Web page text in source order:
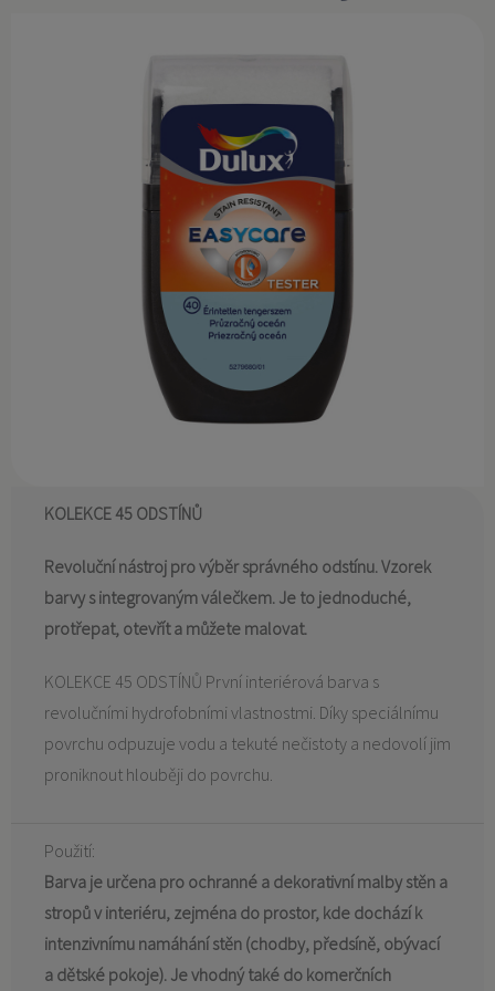
KOLEKCE 45 ODSTÍNŮ
Revoluční nástroj pro výběr správného odstínu. Vzorek
barvy s integrovaným válečkem. Je to jednoduché,
protřepat, otevřít a můžete malovat.
KOLEKCE 45 ODSTÍNŮ První interiérová barva s
revolučními hydrofobními vlastnostmi. Díky speciálnímu
povrchu odpuzuje vodu a tekuté nečistoty a nedovolí jim
proniknout hlouběji do povrchu.
Použití:
Barva je určena pro ochranné a dekorativní malby stěn a
stropů v interiéru, zejména do prostor, kde dochází k
intenzivnímu namáhání stěn (chodby, předsíně, obývací
a dětské pokoje). Je vhodný také do komerčních